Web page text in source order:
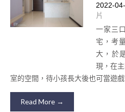
2022-
片
一家三
宅，考
大，於
現，在
室的空間，待小孩長大後也可當遊
Read More →